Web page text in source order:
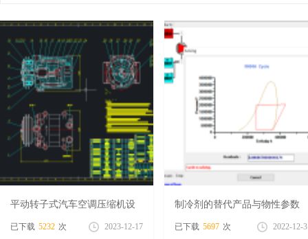
百
平动转子式汽车空调压缩机设
计（设计及CAD图纸
已下载 5232 次 2023-12-17
制冷剂的替代产品与物性参数
分享
已下载 5697 次 2022-12-3